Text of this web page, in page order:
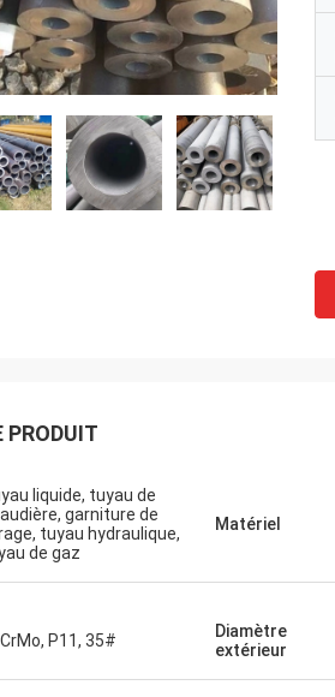
PRODUIT
liquide, tuyau de
garniture de
tuyau hydraulique,
de gaz
Matériel
P11, 35#
Diamètre
extérieur